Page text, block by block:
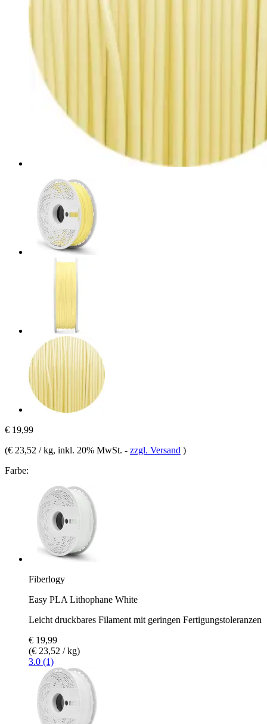
€ 19,99
(€ 23,52 / kg, inkl. 20% MwSt. - zzgl. Versand )
Farbe:
Fiberlogy
Easy PLA Lithophane White
Leicht druckbares Filament mit geringen Fertigungstoleranzen
€ 19,99
(€ 23,52 / kg)
3.0 (1)